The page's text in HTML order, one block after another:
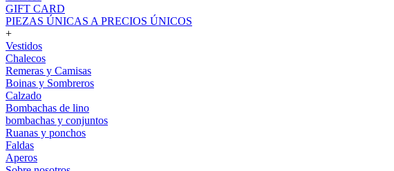
GIFT CARD
PIEZAS ÚNICAS A PRECIOS ÚNICOS
+
Vestidos
Chalecos
Remeras y Camisas
Boinas y Sombreros
Calzado
Bombachas de lino
bombachas y conjuntos
Ruanas y ponchos
Faldas
Aperos